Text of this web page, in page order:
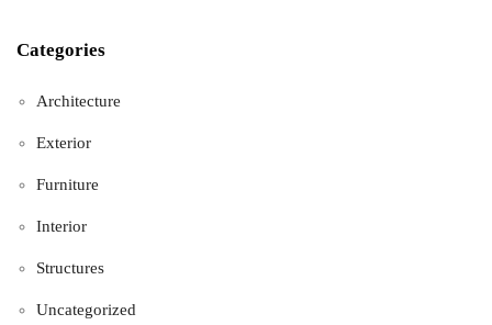
Categories
Architecture
Exterior
Furniture
Interior
Structures
Uncategorized